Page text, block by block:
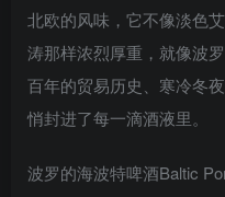
北欧的风味，它不像淡色
涛那样浓烈厚重，就像波
百年的贸易历史、寒冷冬
悄封进了每一滴酒液里。
波罗的海波特啤酒Baltic